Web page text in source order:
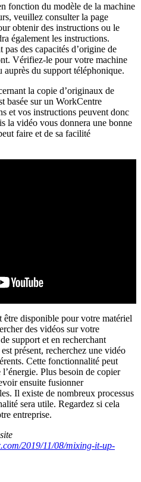
fonction du modèle de la machine
veuillez consulter la page
obtenir des instructions ou le
également les instructions.
pas des capacités d’origine de
Vérifiez-le pour votre machine
auprès du support téléphonique.
la copie d’originaux de
basée sur un WorkCentre
et vos instructions peuvent donc
la vidéo vous donnera une bonne
faire et de sa facilité
être disponible pour votre matériel
des vidéos sur votre
support et en recherchant
présent, recherchez une vidéo
Cette fonctionnalité peut
Plus besoin de copier
ensuite fusionner
Il existe de nombreux processus
sera utile. Regardez si cela
entreprise.
2019/11/08/mixing-it-up-